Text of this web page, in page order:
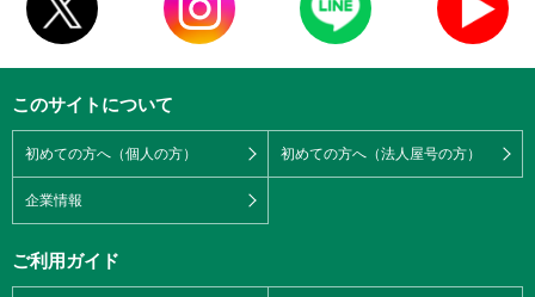
このサイトについて
初めての方へ（個人の方） 初めての方へ（法人屋号の方）
企業情報
ご利用ガイド